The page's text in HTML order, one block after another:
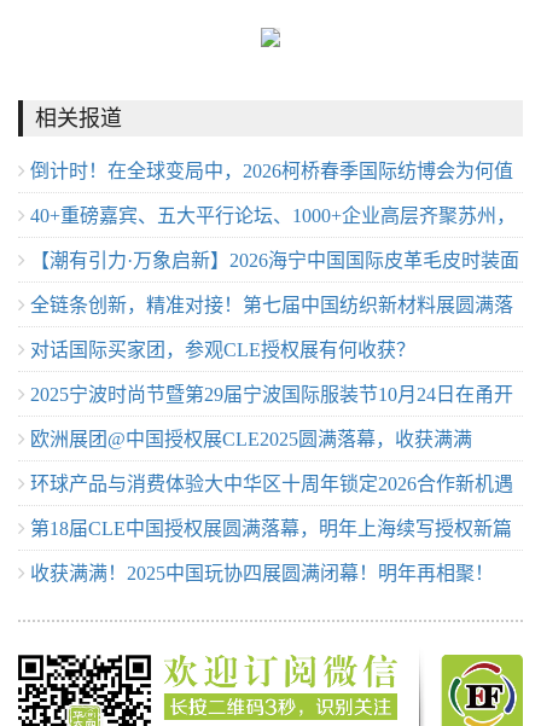
相关报道
倒计时！在全球变局中，2026柯桥春季国际纺博会为何值
得期待？
40+重磅嘉宾、五大平行论坛、1000+企业高层齐聚苏州，
等你来！
【潮有引力·万象启新】2026海宁中国国际皮革毛皮时装面
辅料展盛大开幕
全链条创新，精准对接！第七届中国纺织新材料展圆满落
幕对话国际买家团，参观CLE授权展有何收获？
2025宁波时尚节暨第29届宁波国际服装节10月24日在甬开
幕欧洲展团@中国授权展CLE2025圆满落幕，收获满满
环球产品与消费体验大中华区十周年锁定2026合作新机遇
第18届CLE中国授权展圆满落幕，明年上海续写授权新篇
章收获满满！2025中国玩协四展圆满闭幕！明年再相聚！